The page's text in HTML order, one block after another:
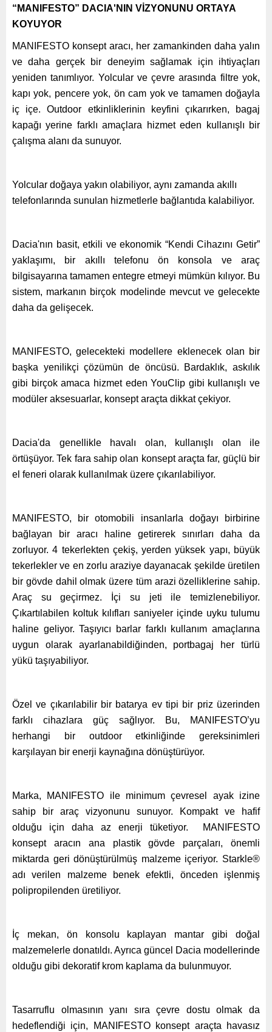
“MANIFESTO” DACIA'NIN VİZYONUNU ORTAYA
KOYUYOR
MANIFESTO konsept aracı, her zamankinden daha yalın
ve daha gerçek bir deneyim sağlamak için ihtiyaçları
yeniden tanımlıyor. Yolcular ve çevre arasında filtre yok,
kapı yok, pencere yok, ön cam yok ve tamamen doğayla
iç içe. Outdoor etkinliklerinin keyfini çıkarırken, bagaj
kapağı yerine farklı amaçlara hizmet eden kullanışlı bir
çalışma alanı da sunuyor.
Yolcular doğaya yakın olabiliyor, aynı zamanda akıllı
telefonlarında sunulan hizmetlerle bağlantıda kalabiliyor.
Dacia'nın basit, etkili ve ekonomik “Kendi Cihazını Getir”
yaklaşımı, bir akıllı telefonu ön konsola ve araç
bilgisayarına tamamen entegre etmeyi mümkün kılıyor. Bu
sistem, markanın birçok modelinde mevcut ve gelecekte
daha da gelişecek.
MANIFESTO, gelecekteki modellere eklenecek olan bir
başka yenilikçi çözümün de öncüsü. Bardaklık, askılık
gibi birçok amaca hizmet eden YouClip gibi kullanışlı ve
modüler aksesuarlar, konsept araçta dikkat çekiyor.
Dacia'da genellikle havalı olan, kullanışlı olan ile
örtüşüyor. Tek fara sahip olan konsept araçta far, güçlü bir
el feneri olarak kullanılmak üzere çıkarılabiliyor.
MANIFESTO, bir otomobili insanlarla doğayı birbirine
bağlayan bir aracı haline getirerek sınırları daha da
zorluyor. 4 tekerlekten çekiş, yerden yüksek yapı, büyük
tekerlekler ve en zorlu araziye dayanacak şekilde üretilen
bir gövde dahil olmak üzere tüm arazi özelliklerine sahip.
Araç su geçirmez. İçi su jeti ile temizlenebiliyor.
Çıkartılabilen koltuk kılıfları saniyeler içinde uyku tulumu
haline geliyor. Taşıyıcı barlar farklı kullanım amaçlarına
uygun olarak ayarlanabildiğinden, portbagaj her türlü
yükü taşıyabiliyor.
Özel ve çıkarılabilir bir batarya ev tipi bir priz üzerinden
farklı cihazlara güç sağlıyor. Bu, MANIFESTO’yu
herhangi bir outdoor etkinliğinde gereksinimleri
karşılayan bir enerji kaynağına dönüştürüyor.
Marka, MANIFESTO ile minimum çevresel ayak izine
sahip bir araç vizyonunu sunuyor. Kompakt ve hafif
olduğu için daha az enerji tüketiyor. MANIFESTO
konsept aracın ana plastik gövde parçaları, önemli
miktarda geri dönüştürülmüş malzeme içeriyor. Starkle®
adı verilen malzeme benek efektli, önceden işlenmiş
polipropilenden üretiliyor.
İç mekan, ön konsolu kaplayan mantar gibi doğal
malzemelerle donatıldı. Ayrıca güncel Dacia modellerinde
olduğu gibi dekoratif krom kaplama da bulunmuyor.
Tasarruflu olmasının yanı sıra çevre dostu olmak da
hedeflendiği için, MANIFESTO konsept araçta havasız